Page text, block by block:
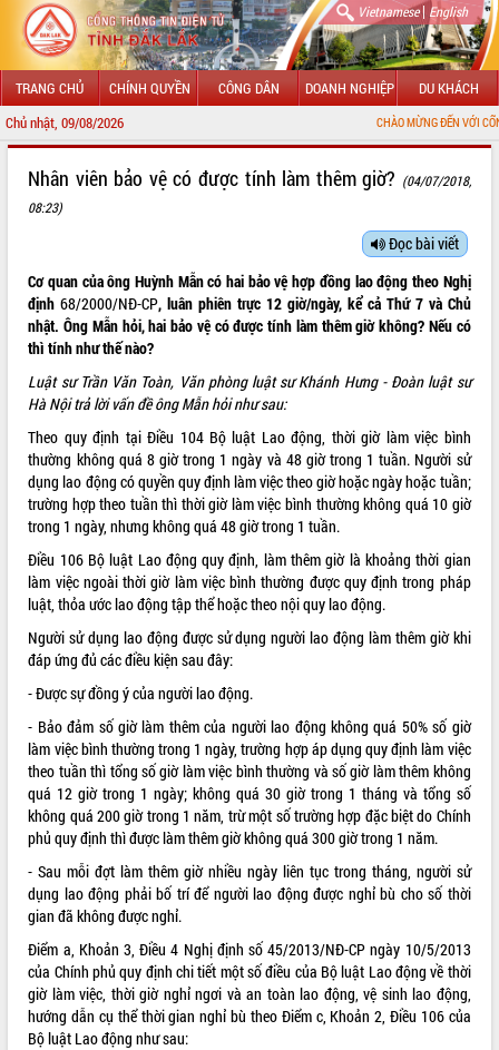
Vietnamese| English
TRANG CHỦ CHÍNH QUYỀN CÔNG DÂN DOANH NGHIỆP DU KHÁCH
Chủ nhật, 09/08/2026 CHÀO MỪNG ĐẾN VỚI CỔNG THÔNG
LÃNH ĐẠO UBND TỈNH
SỞ, BAN, NGÀNH
UBND CÁC XÃ, PHƯỜNG
THÔNG TIN CHỈ ĐẠO ĐIỀU HÀNH
HỆ THỐNG VĂN BẢN
VĂN BẢN HĐND TỈNH
ĐIỂM TIN VĂN BẢN
QUY HOẠCH - KẾ HOẠCH
VIDEO
Nhân viên bảo vệ có được tính làm thêm giờ? (04/07/2018,
08:23)
Đọc bài viết
Cơ quan của ông Huỳnh Mẫn có hai bảo vệ hợp đồng lao động theo Nghị
định68/2000/NĐ-CP, luân phiên trực 12 giờ/ngày, kể cả Thứ 7 và Chủ
nhật. Ông Mẫn hỏi, hai bảo vệ có được tính làm thêm giờ không? Nếu có
thì tính như thế nào?
Luật sư Trần Văn Toàn, Văn phòng luật sư Khánh Hưng - Đoàn luật sư
Hà Nội trả lời vấn đề ông Mẫn hỏi như sau:
Theo quy định tại Điều 104 Bộ luật Lao động, thời giờ làm việc bình
thường không quá 8 giờ trong 1 ngày và 48 giờ trong 1 tuần. Người sử
dụng lao động có quyền quy định làm việc theo giờ hoặc ngày hoặc tuần;
trường hợp theo tuần thì thời giờ làm việc bình thường không quá 10 giờ
trong 1 ngày, nhưng không quá 48 giờ trong 1 tuần.
Điều 106 Bộ luật Lao động quy định, làm thêm giờ là khoảng thời gian
làm việc ngoài thời giờ làm việc bình thường được quy định trong pháp
luật, thỏa ước lao động tập thể hoặc theo nội quy lao động.
Người sử dụng lao động được sử dụng người lao động làm thêm giờ khi
đáp ứng đủ các điều kiện sau đây:
- Được sự đồng ý của người lao động.
- Bảo đảm số giờ làm thêm của người lao động không quá 50% số giờ
làm việc bình thường trong 1 ngày, trường hợp áp dụng quy định làm việc
theo tuần thì tổng số giờ làm việc bình thường và số giờ làm thêm không
quá 12 giờ trong 1 ngày; không quá 30 giờ trong 1 tháng và tổng số
không quá 200 giờ trong 1 năm, trừ một số trường hợp đặc biệt do Chính
phủ quy định thì được làm thêm giờ không quá 300 giờ trong 1 năm.
- Sau mỗi đợt làm thêm giờ nhiều ngày liên tục trong tháng, người sử
dụng lao động phải bố trí để người lao động được nghỉ bù cho số thời
gian đã không được nghỉ.
Điểm a, Khoản 3, Điều 4 Nghị định số45/2013/NĐ-CP ngày 10/5/2013
của Chính phủ quy định chi tiết một số điều của Bộ luật Lao động về thời
giờ làm việc, thời giờ nghỉ ngơi và an toàn lao động, vệ sinh lao động,
hướng dẫn cụ thể thời gian nghỉ bù theo Điểm c, Khoản 2, Điều 106 của
Bộ luật Lao động như sau: